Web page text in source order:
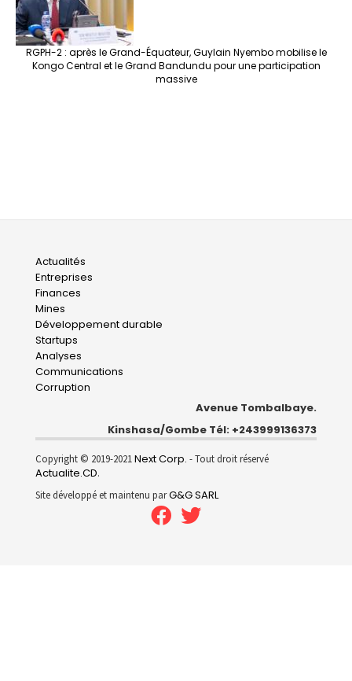
RGPH-2 : après le Grand-Équateur, Guylain Nyembo mobilise le
Kongo Central et le Grand Bandundu pour une participation
massive
Main
navigation
Actualités
Entreprises
Finances
Mines
Développement durable
Startups
Analyses
Communications
Corruption
Avenue Tombalbaye.
Kinshasa/Gombe Tél: +243999136373
Copyright © 2019-2021Next Corp. - Tout droit réservé
Actualite.CD.
Site développé et maintenu parG&G SARL